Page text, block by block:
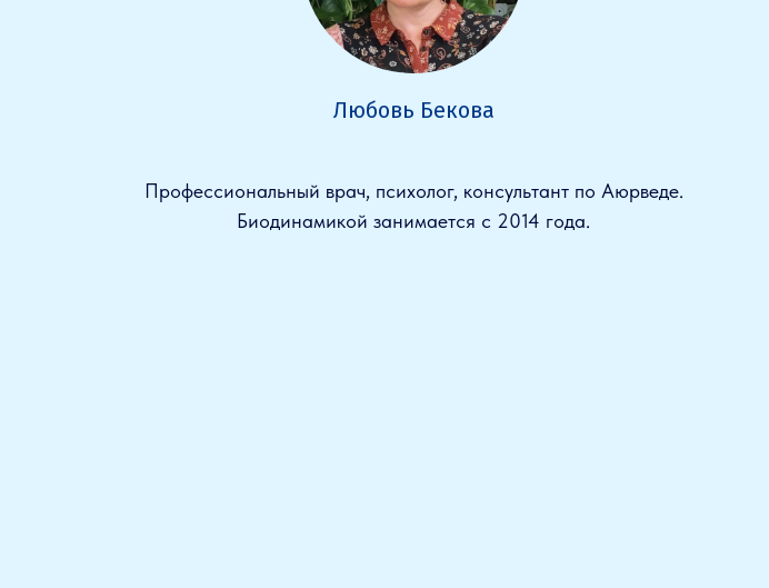
Любовь Бекова
Профессиональный врач, психолог, консультант по Аюрведе.
Биодинамикой занимается с 2014 года.